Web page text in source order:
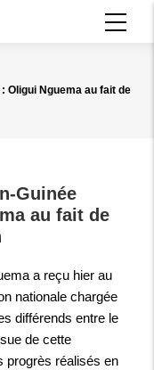
Oligui Nguema au fait de
Guinée
au fait de
a reçu hier au
nationale chargée
différends entre le
de cette
progrès réalisés en